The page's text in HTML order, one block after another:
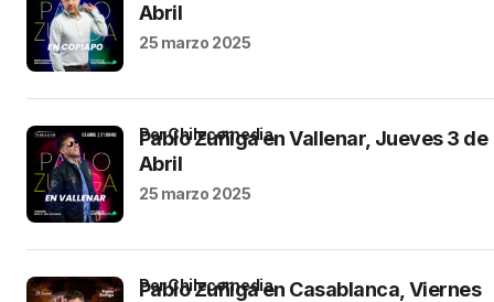
Abril
25 marzo 2025
Pablo Zuñiga en Vallenar, Jueves 3 de
Abril
por Chilecomedia
25 marzo 2025
Pablo Zuñiga en Casablanca, Viernes
por Chilecomedia